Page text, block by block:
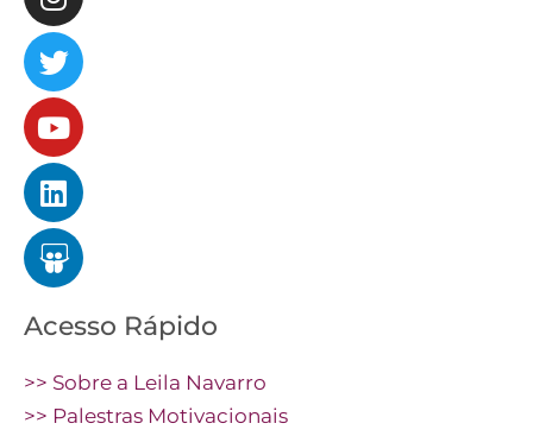
Acesso Rápido
>> Sobre a Leila Navarro
>> Palestras Motivacionais